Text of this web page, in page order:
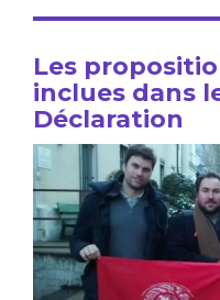
Les
inclues dans
Déclaration